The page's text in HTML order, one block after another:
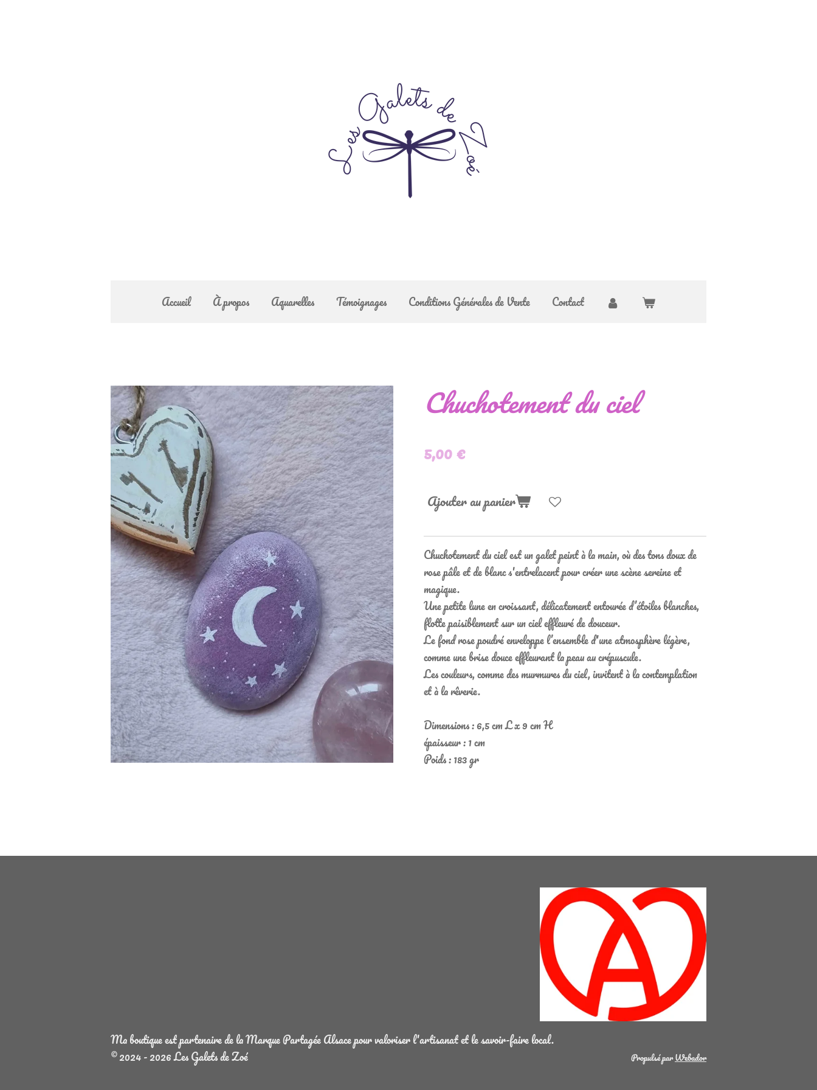
Accueil À propos Aquarelles Témoignages Conditions Générales de Vente Contact
Chuchotement du ciel
5,00 €
Ajouter au panier
Chuchotement du ciel est un galet peint à la main, où des tons doux de
rose pâle et de blanc s'entrelacent pour créer une scène sereine et
magique.
Une petite lune en croissant, délicatement entourée d’étoiles blanches,
flotte paisiblement sur un ciel effleuré de douceur.
Le fond rose poudré enveloppe l’ensemble d'une atmosphère légère,
comme une brise douce effleurant la peau au crépuscule.
Les couleurs, comme des murmures du ciel, invitent à la contemplation
et à la rêverie.
Dimensions : 6,5 cm L x 9 cm H
épaisseur : 1 cm
Poids : 183 gr
Ma boutique est partenaire de la Marque Partagée Alsace pour valoriser l'artisanat et le savoir-faire local.
© 2024 - 2026 Les Galets de Zoé
Propulsé parWebador